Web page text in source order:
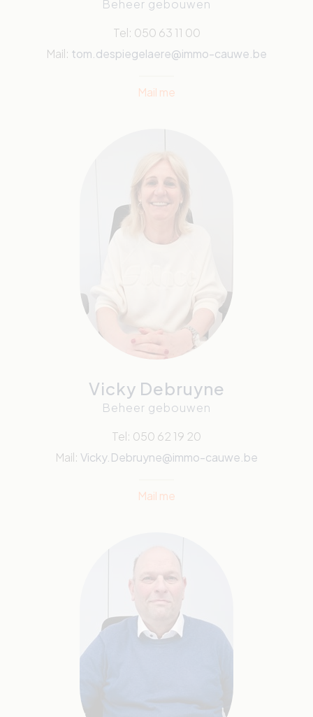
Beheer gebouwen
Tel: 050 63 11 00
Mail: tom.despiegelaere@immo-cauwe.be
Mail me
Vicky Debruyne
Beheer gebouwen
Tel: 050 62 19 20
Mail: Vicky.Debruyne@immo-cauwe.be
Mail me